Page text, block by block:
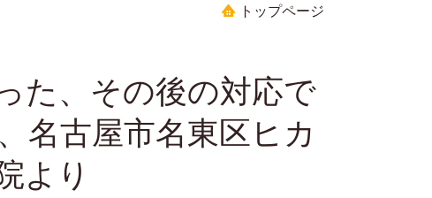
トップページ
た、その後の対応で
名古屋市名東区ヒカ
より